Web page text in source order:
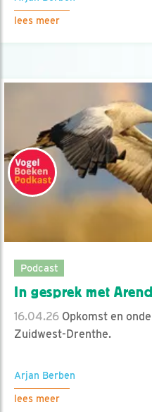
lees meer
Podcast
In gesprek met
16.04.26 Opkomst en
Zuidwest-Drenthe.
Arjan Berben
lees meer